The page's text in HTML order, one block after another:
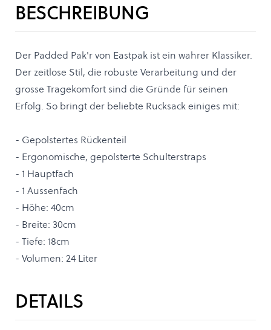
BESCHREIBUNG
Der Padded Pak'r von Eastpak ist ein wahrer Klassiker.
Der zeitlose Stil, die robuste Verarbeitung und der
grosse Tragekomfort sind die Gründe für seinen
Erfolg. So bringt der beliebte Rucksack einiges mit:
- Gepolstertes Rückenteil
- Ergonomische, gepolsterte Schulterstraps
- 1 Hauptfach
- 1 Aussenfach
- Höhe: 40cm
- Breite: 30cm
- Tiefe: 18cm
- Volumen: 24 Liter
DETAILS